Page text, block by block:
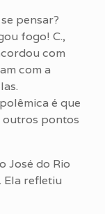
pensar?
fogo! C.,
com
com a
é que
outros pontos
José do Rio
Ela refletiu